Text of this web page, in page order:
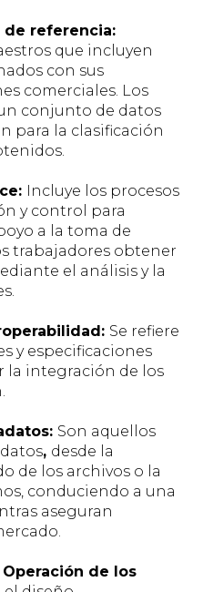
de referencia:
que incluyen
con sus
comerciales. Los
conjunto de datos
para la clasificación
Incluye los procesos
y control para
a la toma de
trabajadores obtener
el análisis y la
Se refiere
y especificaciones
la integración de los
Son aquellos
, desde la
de los archivos o la
conduciendo a una
aseguran
de los